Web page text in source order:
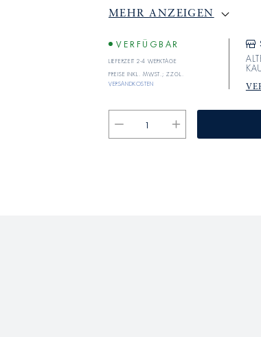
MEHR ANZEIGEN
VERFÜGBAR
Lieferzeit 2-4 Werktage
Preise inkl. MwSt.; zzgl.
Versandkosten
Verringere
die
Erhöhe
die